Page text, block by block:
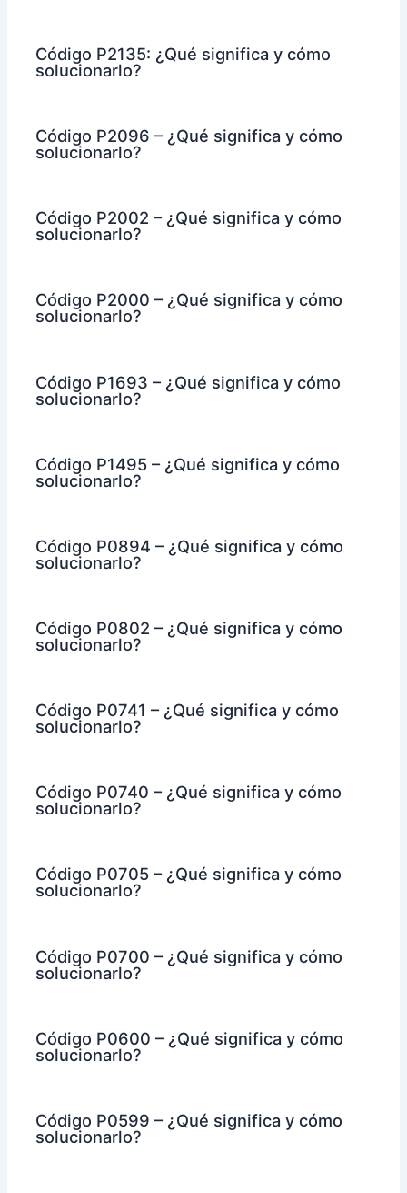
Código P2135: ¿Qué significa y cómo
solucionarlo?
Código P2096 – ¿Qué significa y cómo
solucionarlo?
Código P2002 – ¿Qué significa y cómo
solucionarlo?
Código P2000 – ¿Qué significa y cómo
solucionarlo?
Código P1693 – ¿Qué significa y cómo
solucionarlo?
Código P1495 – ¿Qué significa y cómo
solucionarlo?
Código P0894 – ¿Qué significa y cómo
solucionarlo?
Código P0802 – ¿Qué significa y cómo
solucionarlo?
Código P0741 – ¿Qué significa y cómo
solucionarlo?
Código P0740 – ¿Qué significa y cómo
solucionarlo?
Código P0705 – ¿Qué significa y cómo
solucionarlo?
Código P0700 – ¿Qué significa y cómo
solucionarlo?
Código P0600 – ¿Qué significa y cómo
solucionarlo?
Código P0599 – ¿Qué significa y cómo
solucionarlo?